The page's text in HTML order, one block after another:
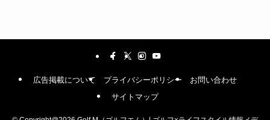
広告掲載について プライバシーポリシー
お問い合わせ
サイトマップ